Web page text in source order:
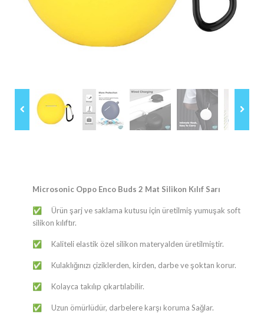
Microsonic Oppo Enco Buds 2 Mat Silikon Kılıf Sarı
✅ ​​​Ürün şarj ve saklama kutusu için üretilmiş yumuşak soft
silikon kılıftır.
✅ Kaliteli elastik özel silikon materyalden üretilmiştir.
✅ Kulaklığınızı çiziklerden, kirden, darbe ve şoktan korur.
✅ Kolayca takılıp çıkartılabilir.
✅ Uzun ömürlüdür, darbelere karşı koruma Sağlar.